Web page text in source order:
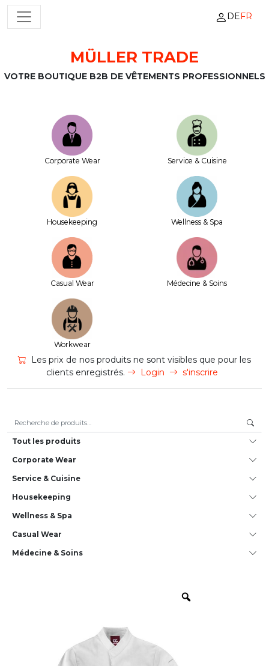
Passer au contenu
NAVIGATION PRINCIPALE DEFR
MÜLLER TRADE
VOTRE BOUTIQUE B2B DE VÊTEMENTS PROFESSIONNELS
Corporate Wear Service & Cuisine
House­keeping Wellness & Spa
Casual Wear Médecine & Soins
Workwear
Les prix de nos produits ne sont visibles que pour les
clients enregistrés.
Login s'inscrire
Tout les produits
Corporate Wear
Service & Cuisine
House­keeping
Wellness & Spa
Casual Wear
Médecine & Soins